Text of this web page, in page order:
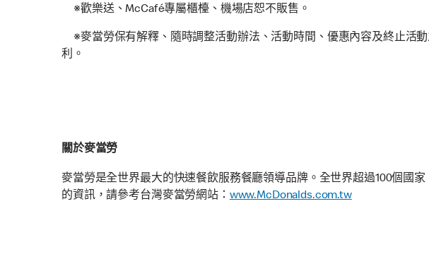
※歡樂送、McCafé專屬櫃檯、機場店恕不販售。
※麥當勞保有解釋、隨時調整活動辦法、活動時間、優惠內容及終止活
利。
關於麥當勞
麥當勞是全世界最大的快速餐飲服務餐廳領導品牌。全世界超過100個國
的資訊，請參考台灣麥當勞網站： www.McDonalds.com.tw